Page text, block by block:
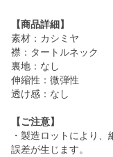
【商品詳細】
素材：カシミヤ
襟：タートルネック
裏地：なし
伸縮性：微弾性
透け感：なし
【ご注意】
・製造ロットにより
誤差が生じます。